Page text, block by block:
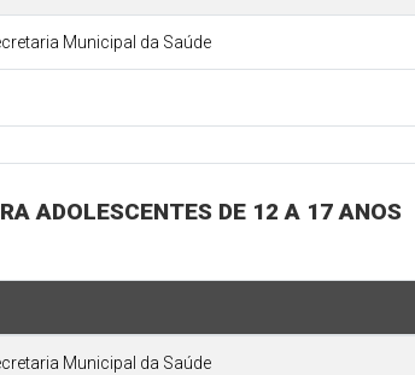
Municipal da Saúde
ADOLESCENTES DE 12 A 17 ANOS
Municipal da Saúde